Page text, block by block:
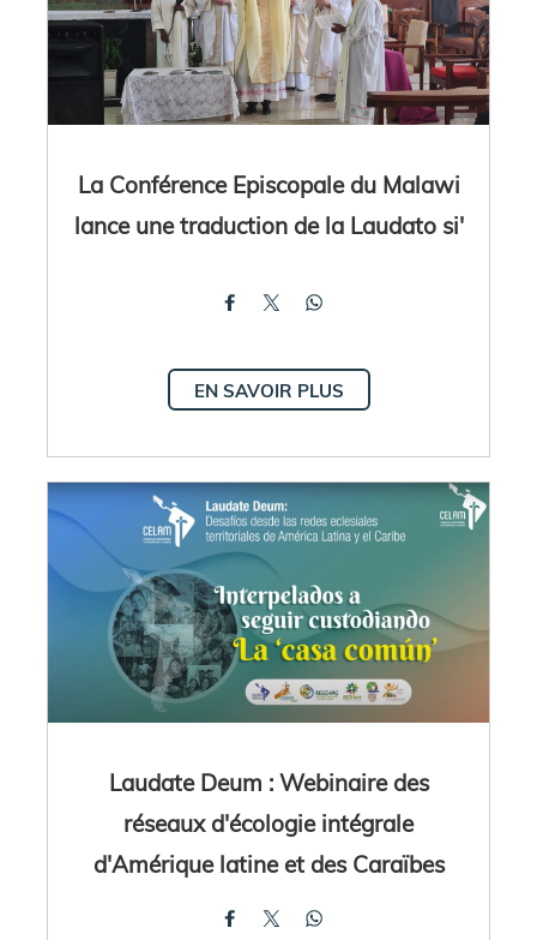
La Conférence Episcopale du Malawi
lance une traduction de la Laudato si'
EN SAVOIR PLUS
Laudate Deum : Webinaire des
réseaux d'écologie intégrale
d'Amérique latine et des Caraïbes